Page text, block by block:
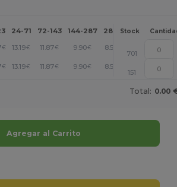
24-71 72-143 144-287 288 + Más
Stock
€ 13.19€ 11.87€ 9.90€ 8.57 +
701
€ 13.19€ 11.87€ 9.90€ 8.57 +
151
Total: 0.00
Agregar al Carrito